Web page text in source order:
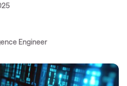
Engineer